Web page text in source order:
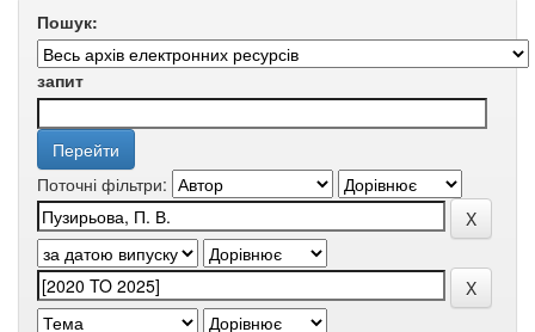
Пошук:
запит
Поточні фільтри: